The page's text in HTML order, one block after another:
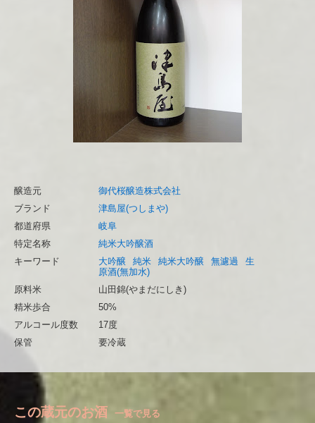
醸造元
御代桜醸造株式会社
ブランド
津島屋(つしまや)
都道府県
岐阜
特定名称
純米大吟醸酒
キーワード
大吟醸 純米 純米大吟醸 無濾過
生
原酒(無加水)
原料米
山田錦(やまだにしき)
精米歩合
50%
アルコール度数
17度
保管
要冷蔵
この蔵元のお酒 一覧で見る